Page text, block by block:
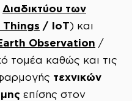
Διαδικτύου των
/ IoT) και
Observation /
τομέα καθώς και τις
τεχνικών
επίσης στον